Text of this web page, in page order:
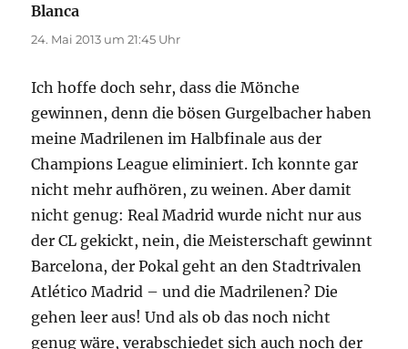
Blanca
24. Mai 2013 um 21:45 Uhr
Ich hoffe doch sehr, dass die Mönche
gewinnen, denn die bösen Gurgelbacher haben
meine Madrilenen im Halbfinale aus der
Champions League eliminiert. Ich konnte gar
nicht mehr aufhören, zu weinen. Aber damit
nicht genug: Real Madrid wurde nicht nur aus
der CL gekickt, nein, die Meisterschaft gewinnt
Barcelona, der Pokal geht an den Stadtrivalen
Atlético Madrid – und die Madrilenen? Die
gehen leer aus! Und als ob das noch nicht
genug wäre, verabschiedet sich auch noch der